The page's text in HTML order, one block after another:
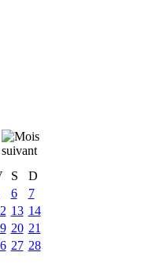
S
D
6
7
13 14
20 21
27 28